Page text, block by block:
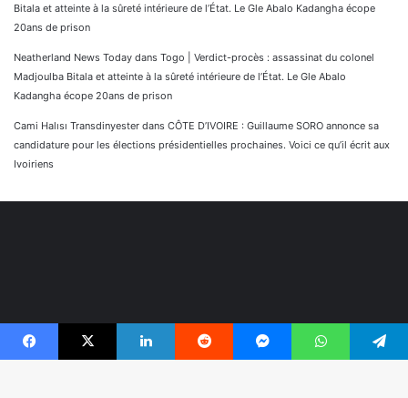
Bitala et atteinte à la sûreté intérieure de l’État. Le Gle Abalo Kadangha écope
20ans de prison
Neatherland News Today dans Togo | Verdict-procès : assassinat du colonel
Madjoulba Bitala et atteinte à la sûreté intérieure de l’État. Le Gle Abalo
Kadangha écope 20ans de prison
Cami Halısı Transdinyester dans CÔTE D’IVOIRE : Guillaume SORO annonce sa
candidature pour les élections présidentielles prochaines. Voici ce qu’il écrit aux
Ivoiriens
Facebook X Linkedin Reddit Messenger WhatsApp Telegram